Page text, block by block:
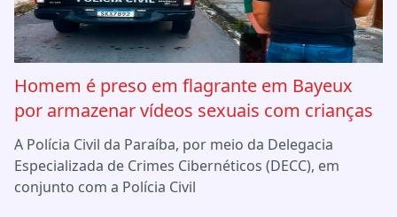
Homem é preso em flagrante em Bayeux
por armazenar vídeos sexuais com crianças
A Polícia Civil da Paraíba, por meio da Delegacia
Especializada de Crimes Cibernéticos (DECC), em
conjunto com a Polícia Civil